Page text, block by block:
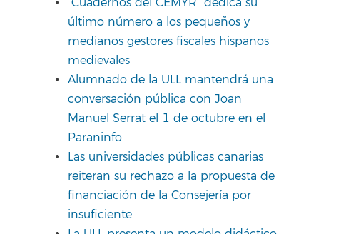
último número a los pequeños y
medianos gestores fiscales hispanos
medievales
Alumnado de la ULL mantendrá una
conversación pública con Joan
Manuel Serrat el 1 de octubre en el
Paraninfo
Las universidades públicas canarias
reiteran su rechazo a la propuesta de
financiación de la Consejería por
insuficiente